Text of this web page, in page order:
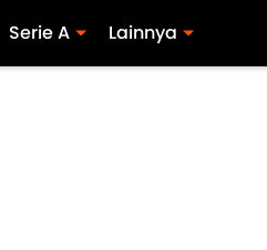
Serie A Lainnya